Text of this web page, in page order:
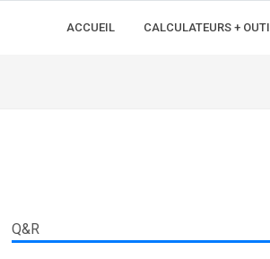
ACCUEIL CALCULATEURS +
Q&R